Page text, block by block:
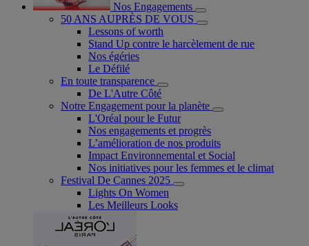
Nos Engagements
50 ANS AUPRÈS DE VOUS
Lessons of worth
Stand Up contre le harcèlement de rue
Nos égéries
Le Défilé
En toute transparence
De L'Autre Côté
Notre Engagement pour la planète
L'Oréal pour le Futur
Nos engagements et progrès
L’amélioration de nos produits
Impact Environnemental et Social
Nos initiatives pour les femmes et le climat
Festival De Cannes 2025
Lights On Women
Les Meilleurs Looks